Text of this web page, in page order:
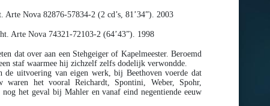
Nova 82876-57834-2 (2 cd’s, 81’34”). 2003
Arte Nova 74321-72103-2 (64’43”). 1998
dat over aan een Stehgeiger of Kapelmeester. Beroemd
staf waarmee hij zichzelf zelfs dodelijk verwondde.
de uitvoering van eigen werk, bij Beethoven voerde dat
waren het vooral Reichardt, Spontini, Weber, Spohr,
het geval bij Mahler en vanaf eind negentiende eeuw